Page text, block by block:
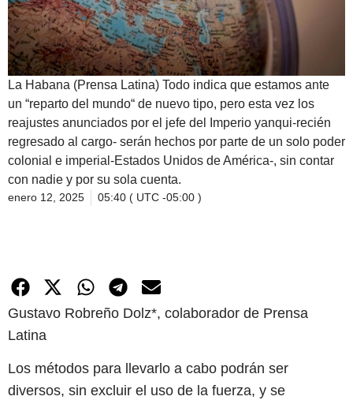
La Habana (Prensa Latina) Todo indica que estamos ante
un “reparto del mundo“ de nuevo tipo, pero esta vez los
reajustes anunciados por el jefe del Imperio yanqui-recién
regresado al cargo- serán hechos por parte de un solo poder
colonial e imperial-Estados Unidos de América-, sin contar
con nadie y por su sola cuenta.
enero 12, 2025 05:40 ( UTC -05:00 )
Gustavo Robreño Dolz*, colaborador de Prensa
Latina
Los métodos para llevarlo a cabo podrán ser
diversos, sin excluir el uso de la fuerza, y se